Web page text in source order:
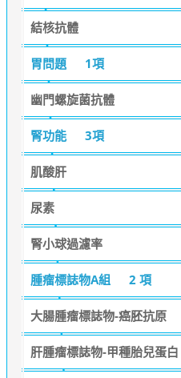
結核抗體
胃問題 1項
幽門螺旋菌抗體
腎功能 3項
肌酸肝
尿素
腎小球過濾率
腫瘤標誌物A組 2 項
大腸腫瘤標誌物-癌胚抗原
肝腫瘤標誌物-甲種胎兒蛋白